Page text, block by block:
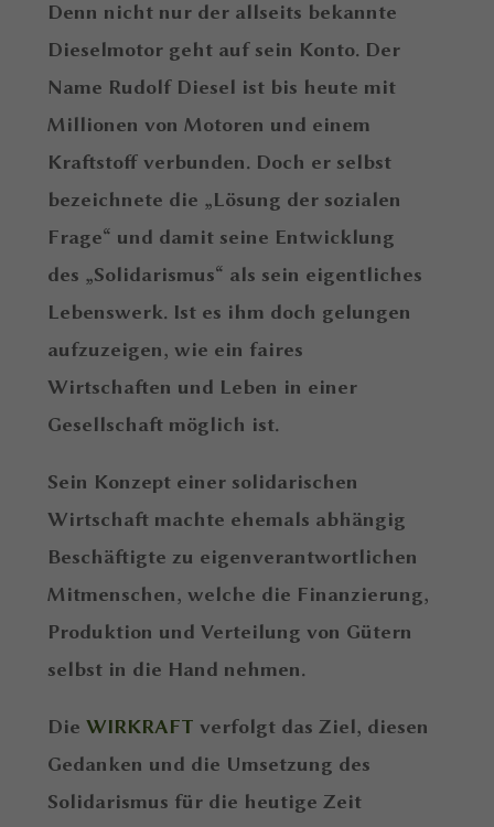
Denn nicht nur der allseits bekannte
Dieselmotor geht auf sein Konto. Der
Name Rudolf Diesel ist bis heute mit
Millionen von Motoren und einem
Kraftstoff verbunden. Doch er selbst
bezeichnete die „Lösung der sozialen
Frage“ und damit seine Entwicklung
des „Solidarismus“ als sein eigentliches
Lebenswerk. Ist es ihm doch gelungen
aufzuzeigen, wie ein faires
Wirtschaften und Leben in einer
Gesellschaft möglich ist.
Sein Konzept einer solidarischen
Wirtschaft machte ehemals abhängig
Beschäftigte zu eigenverantwortlichen
Mitmenschen, welche die Finanzierung,
Produktion und Verteilung von Gütern
selbst in die Hand nehmen.
DieWIRKRAFT verfolgt das Ziel, diesen
Gedanken und die Umsetzung des
Solidarismus für die heutige Zeit